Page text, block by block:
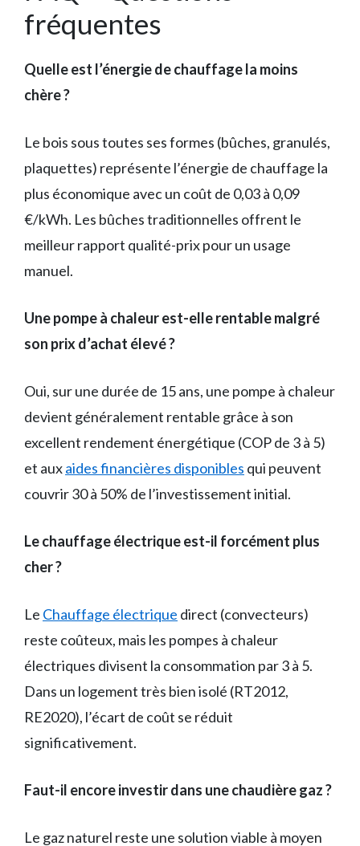
fréquentes
Quelle est l’énergie de chauffage la moins
chère ?
Le bois sous toutes ses formes (bûches, granulés,
plaquettes) représente l’énergie de chauffage la
plus économique avec un coût de 0,03 à 0,09
€/kWh. Les bûches traditionnelles offrent le
meilleur rapport qualité-prix pour un usage
manuel.
Une pompe à chaleur est-elle rentable malgré
son prix d’achat élevé ?
Oui, sur une durée de 15 ans, une pompe à chaleur
devient généralement rentable grâce à son
excellent rendement énergétique (COP de 3 à 5)
et auxaides financières disponibles qui peuvent
couvrir 30 à 50% de l’investissement initial.
Le chauffage électrique est-il forcément plus
cher ?
Le Chauffage électrique direct (convecteurs)
reste coûteux, mais les pompes à chaleur
électriques divisent la consommation par 3 à 5.
Dans un logement très bien isolé (RT2012,
RE2020), l’écart de coût se réduit
significativement.
Faut-il encore investir dans une chaudière gaz ?
Le gaz naturel reste une solution viable à moyen